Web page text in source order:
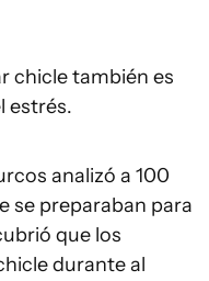
chicle también es
estrés.
analizó a 100
se preparaban para
que los
durante al